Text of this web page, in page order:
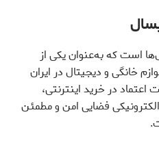
است که به‌عنوان یکی از
خانگی و دیجیتال در ایران
در خرید اینترنتی،
فضایی امن و مطمئن